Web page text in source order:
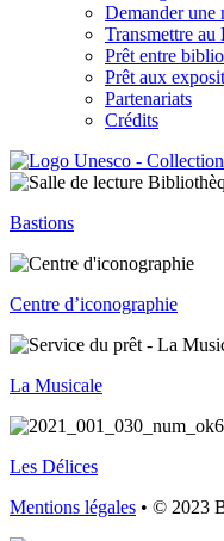
Demander une
Transmettre au
Prêt entre
Prêt aux
Partenariats
Crédits
Bastions
Centre d’iconographie
La Musicale
Les Délices
Mentions légales • © 2023